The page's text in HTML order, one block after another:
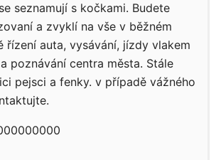
seznamují s kočkami. Budete
a zvyklí na vše v běžném
řízení auta, vysávání, jízdy vlakem
poznávání centra města. Stále
pejsci a fenky. v případě vážného